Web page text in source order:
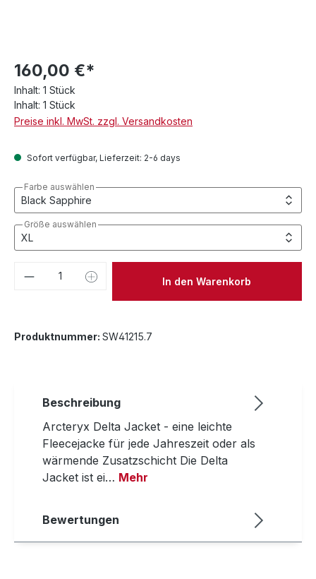
160,00 €*
Inhalt: 1 Stück
Inhalt: 1 Stück
Preise inkl. MwSt. zzgl. Versandkosten
Sofort verfügbar, Lieferzeit: 2-6 days
Farbe auswählen
Größe auswählen
Produkt Anzahl: Gib denIn den Warenkorb
Produktnummer: SW41215.7
Beschreibung
Arcteryx Delta Jacket - eine leichte
Fleecejacke für jede Jahreszeit oder als
wärmende Zusatzschicht Die Delta
Jacket ist ei… Mehr
Bewertungen